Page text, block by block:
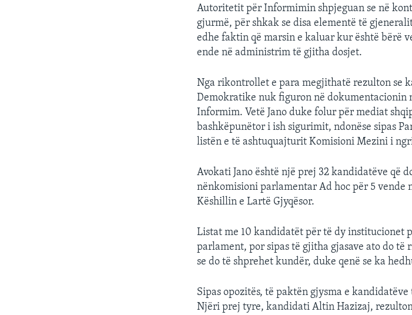
Autoritetit për Informimin shpjeguan se në
gjurmë, për shkak se disa elementë të
edhe faktin që marsin e kaluar kur është
ende në administrim të gjitha dosjet.
Nga rikontrollet e para megjithatë rezulton se
Demokratike nuk figuron në dokumentacionin
Informim. Vetë Jano duke folur për mediat
bashkëpunëtor i ish sigurimit, ndonëse sipas
listën e të ashtuquajturit Komisioni Mezini i
Avokati Jano është një prej 32 kandidatëve që
nënkomisioni parlamentar Ad hoc për 5 vende
Këshillin e Lartë Gjyqësor.
Listat me 10 kandidatët për të dy institucionet
parlament, por sipas të gjitha gjasave ato do
se do të shprehet kundër, duke qenë se ka
Sipas opozitës, të paktën gjysma e
Njëri prej tyre, kandidati Altin Hazizaj,